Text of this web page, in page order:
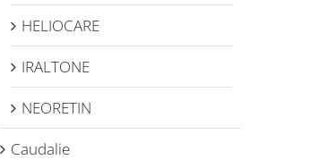
HELIOCARE
IRALTONE
NEORETIN
Caudalie